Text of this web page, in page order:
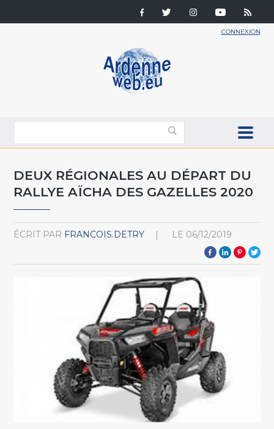
CONNEXION
DEUX RÉGIONALES AU DÉPART DU
RALLYE AÏCHA DES GAZELLES 2020
ÉCRIT PAR FRANCOIS.DETRY LE 06/12/2019